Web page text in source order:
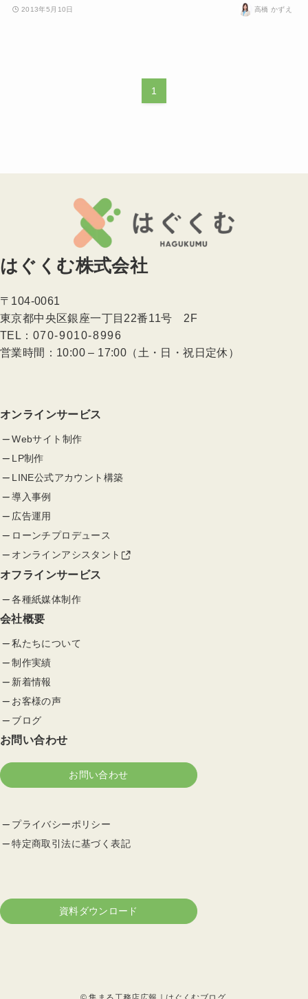
2013年5月10日 高橋 かずえ
1
はぐくむ株式会社
〒104-0061
東京都中央区銀座一丁目22番11号 2F
TEL： 070-9010-8996
営業時間：10:00 – 17:00（土・日・祝日定休）
オンラインサービス
Webサイト制作
LP制作
LINE公式アカウント構築
導入事例
広告運用
ローンチプロデュース
オンラインアシスタント
オフラインサービス
各種紙媒体制作
会社概要
私たちについて
制作実績
新着情報
お客様の声
ブログ
お問い合わせ
お問い合わせ
プライバシーポリシー
特定商取引法に基づく表記
資料ダウンロード